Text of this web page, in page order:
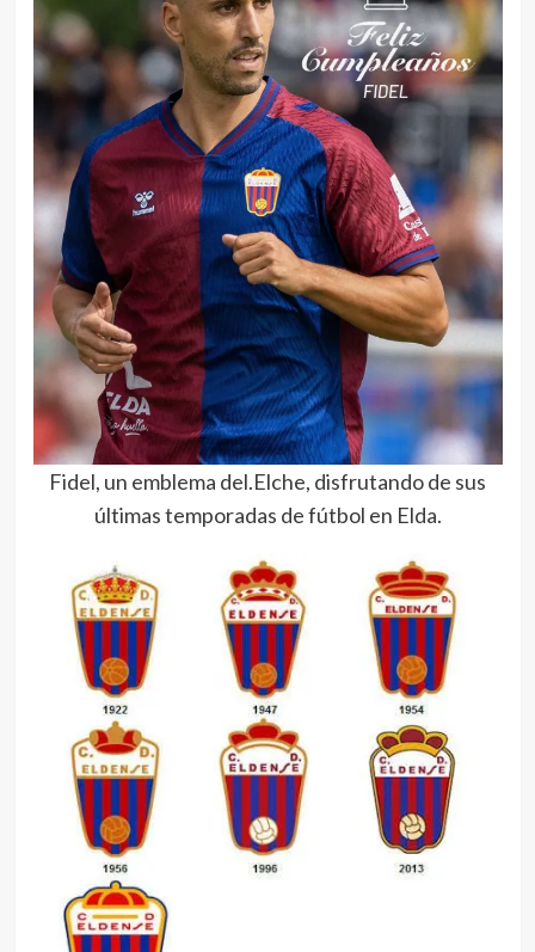
Fidel, un emblema del.Elche, disfrutando de sus
últimas temporadas de fútbol en Elda.